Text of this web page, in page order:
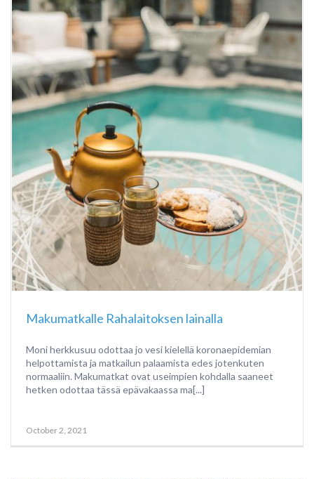
Makumatkalle Rahalaitoksen lainalla
Moni herkkusuu odottaa jo vesi kielellä koronaepidemian
helpottamista ja matkailun palaamista edes jotenkuten
normaaliin. Makumatkat ovat useimpien kohdalla saaneet
hetken odottaa tässä epävakaassa ma[...]
October 2, 2021